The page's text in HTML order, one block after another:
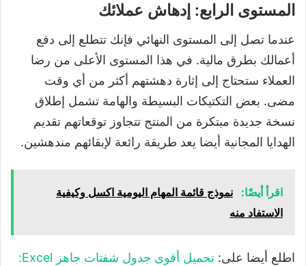
المستوى الرابع: إدهاش عملائك
عندما تصل إلى المستوى النهائي فإنك تتطلع إلى دفع
أعمالك بطرق مالية. في هذا المستوى الأعلى من رضا
العملاء ستحتاج إلى إثارة دهشتهم أكثر من أي وقت
مضى. بعض التكتيكات البسيطة والهامة تشمل إطلاق
نسخة جديدة مبتكرة من المنتج تتجاوز توقعاتهم تقديم
الهدايا المجانية أيضا يعد طريقة رائعة لإبقائهم مندهشين.
اقرأ أيضًا:
نموذج قائمة المهام اليومية اكسل وكيفية
الاستفاد منه
اطلع أيضا على:
تحميل أقوى جدول شفتات جاهز Excel: